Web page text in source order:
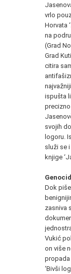
vrlo
Horvata
na
(Grad
Grad
citira
ispušta
precizno
svojih
logoru.
služi se
knjige
Dok
zasniva
Vukić
on više
propada
‘Bivši